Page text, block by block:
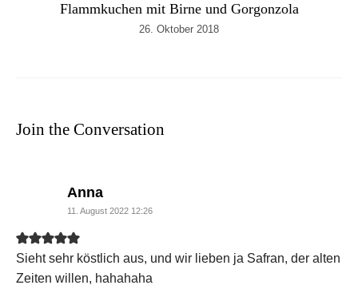
Flammkuchen mit Birne und Gorgonzola
26. Oktober 2018
Join the Conversation
Annasays:
11. August 2022 12:26
Sieht sehr köstlich aus, und wir lieben ja Safran, der alten
Zeiten willen, hahahaha